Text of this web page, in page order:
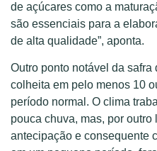
de açúcares como a
são essenciais para a
de alta qualidade”, aponta.
Outro ponto notável da
colheita em pelo menos 10
período normal. O clima
pouca chuva, mas, por outro
antecipação e consequente